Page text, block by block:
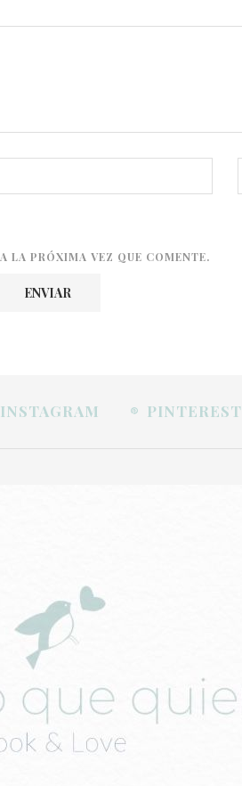
LA PRÓXIMA VEZ QUE COMENTE.
INSTAGRAM PINTEREST